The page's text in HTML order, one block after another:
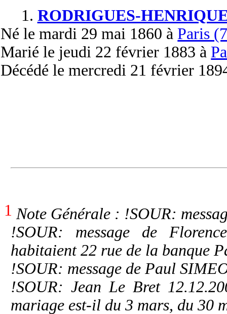
1. RODRIGUES-
Né le mardi 29 mai 1860 à Paris
Marié le jeudi 22 février 1883 à
Décédé le mercredi 21 février
1 Note Générale : !SOUR:
!SOUR: message de
habitaient 22 rue de la banque
!SOUR: message de Paul
!SOUR: Jean Le Bret
mariage est-il du 3 mars, du 30